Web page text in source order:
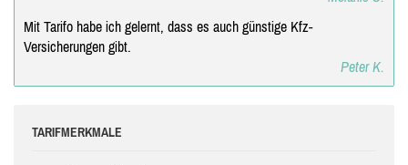
Mit Tarifo habe ich gelernt, dass es auch günstige Kfz-
Versicherungen gibt.
Peter K.
TARIFMERKMALE